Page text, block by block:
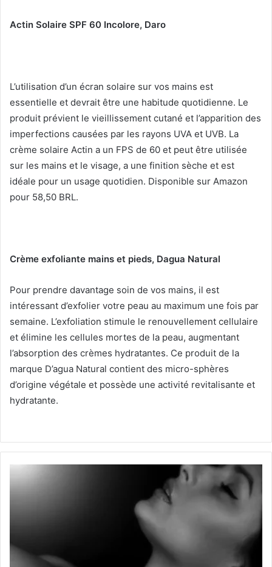
Actin Solaire SPF 60 Incolore, Daro
L’utilisation d’un écran solaire sur vos mains est
essentielle et devrait être une habitude quotidienne. Le
produit prévient le vieillissement cutané et l’apparition des
imperfections causées par les rayons UVA et UVB. La
crème solaire Actin a un FPS de 60 et peut être utilisée
sur les mains et le visage, a une finition sèche et est
idéale pour un usage quotidien. Disponible sur Amazon
pour 58,50 BRL.
Crème exfoliante mains et pieds, Dagua Natural
Pour prendre davantage soin de vos mains, il est
intéressant d’exfolier votre peau au maximum une fois par
semaine. L’exfoliation stimule le renouvellement cellulaire
et élimine les cellules mortes de la peau, augmentant
l’absorption des crèmes hydratantes. Ce produit de la
marque D’agua Natural contient des micro-sphères
d’origine végétale et possède une activité revitalisante et
hydratante.